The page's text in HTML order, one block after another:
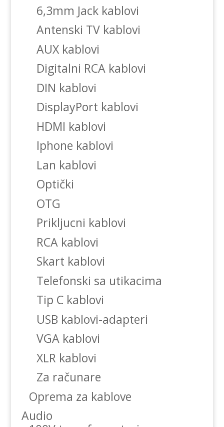
6,3mm Jack kablovi
Antenski TV kablovi
AUX kablovi
Digitalni RCA kablovi
DIN kablovi
DisplayPort kablovi
HDMI kablovi
Iphone kablovi
Lan kablovi
Optički
OTG
Prikljucni kablovi
RCA kablovi
Skart kablovi
Telefonski sa utikacima
Tip C kablovi
USB kablovi-adapteri
VGA kablovi
XLR kablovi
Za računare
Oprema za kablove
Audio